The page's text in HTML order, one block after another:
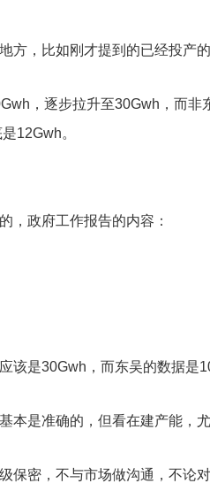
方，比如刚才提到的已经投产
，逐步拉升至30Gwh，而非
12Gwh。
，政府工作报告的内容：
该是30Gwh，而东吴的数据是
本是准确的，但看在建产能，
保密，不与市场做沟通，不论